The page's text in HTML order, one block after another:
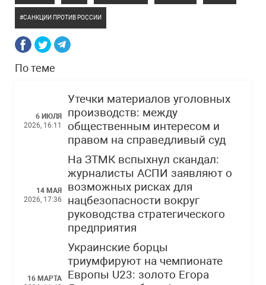
САНКЦИИ ПРОТИВ РОССИИ
По теме
6 ИЮЛЯ
2026, 16:11
Утечки материалов уголовных
производств: между
общественным интересом и
правом на справедливый суд
14 МАЯ
2026, 17:36
На ЗТМК вспыхнул скандал:
журналисты АСПИ заявляют о
возможных рисках для
нацбезопасности вокруг
руководства стратегического
предприятия
16 МАРТА
Украинские борцы
триумфируют на чемпионате
Европы U23: золото Егора